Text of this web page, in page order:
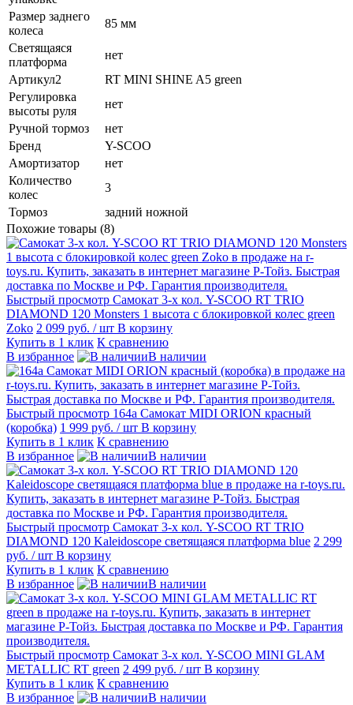
Размер заднего
колеса
85 мм
Светящаяся
платформа
нет
Артикул2
RT MINI SHINE A5 green
Регулировка
высоты руля
нет
Ручной тормоз
нет
Бренд
Y-SCOO
Амортизатор
нет
Количество
колес
3
Тормоз
задний ножной
Похожие товары (8)
Быстрый просмотр Самокат 3-х кол. Y-SCOO RT TRIO
DIAMOND 120 Monsters 1 высота с блокировкой колес green
Zoko 2 099 руб. / шт В корзину
Купить в 1 клик К сравнению
В избранное
В наличии
Быстрый просмотр 164а Самокат MIDI ORION красный
(коробка) 1 999 руб. / шт В корзину
Купить в 1 клик К сравнению
В избранное
В наличии
Быстрый просмотр Самокат 3-х кол. Y-SCOO RT TRIO
DIAMOND 120 Kaleidoscope светящаяся платформа blue 2 299
руб. / шт В корзину
Купить в 1 клик К сравнению
В избранное
В наличии
Быстрый просмотр Самокат 3-х кол. Y-SCOO MINI GLAM
METALLIC RT green 2 499 руб. / шт В корзину
Купить в 1 клик К сравнению
В избранное
В наличии